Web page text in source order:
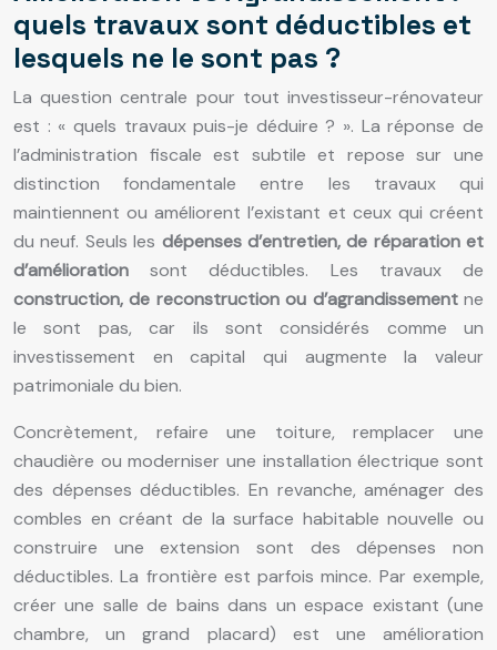
quels travaux sont déductibles et
lesquels ne le sont pas ?
La question centrale pour tout investisseur-rénovateur
est : « quels travaux puis-je déduire ? ». La réponse de
l’administration fiscale est subtile et repose sur une
distinction fondamentale entre les travaux qui
maintiennent ou améliorent l’existant et ceux qui créent
du neuf. Seuls les dépenses d’entretien, de réparation et
d’amélioration sont déductibles. Les travaux de
construction, de reconstruction ou d’agrandissementne
le sont pas, car ils sont considérés comme un
investissement en capital qui augmente la valeur
patrimoniale du bien.
Concrètement, refaire une toiture, remplacer une
chaudière ou moderniser une installation électrique sont
des dépenses déductibles. En revanche, aménager des
combles en créant de la surface habitable nouvelle ou
construire une extension sont des dépenses non
déductibles. La frontière est parfois mince. Par exemple,
créer une salle de bains dans un espace existant (une
chambre, un grand placard) est une amélioration